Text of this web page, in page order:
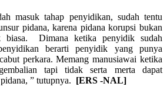
masuk tahap penyidikan, sudah tentu
pidana, karena pidana korupsi bukan
biasa. Dimana ketika penyidik sudah
berarti penyidik yang punya
perkara. Memang manusiawai ketika
tapi tidak serta merta dapat
” tutupnya. [ERS -NAL]